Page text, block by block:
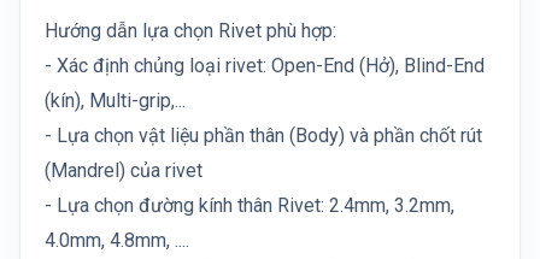
Hướng dẫn lựa chọn Rivet phù hợp:
- Xác định chủng loại rivet: Open-End (Hở), Blind-End
(kín), Multi-grip,...
- Lựa chọn vật liệu phần thân (Body) và phần chốt rút
(Mandrel) của rivet
- Lựa chọn đường kính thân Rivet: 2.4mm, 3.2mm,
4.0mm, 4.8mm, ....